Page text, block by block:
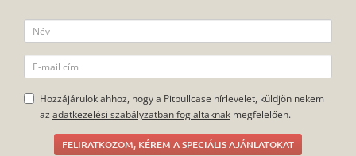
Hozzájárulok ahhoz, hogy a Pitbullcase hírlevelet, küldjön nekem
az adatkezelési szabályzatban foglaltaknak megfelelően.
FELIRATKOZOM, KÉREM A SPECIÁLIS AJÁNLATOKAT